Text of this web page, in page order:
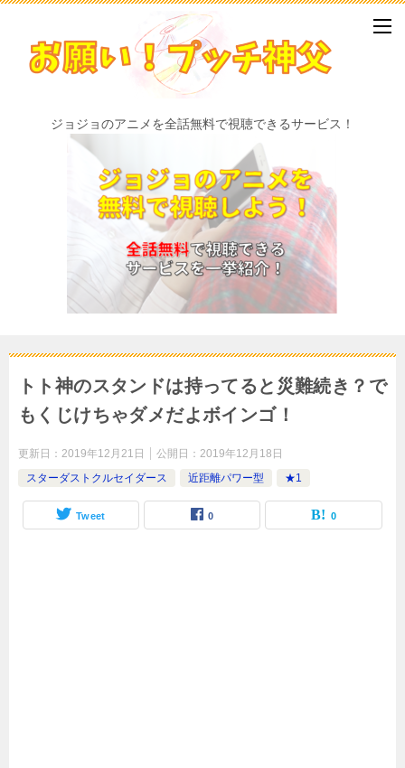
ジョジョのアニメを全話無料で視聴できるサービス！
トト神のスタンドは持ってると災難続き？で
もくじけちゃダメだよボインゴ！
更新日： 2019年12月21日 公開日： 2019年12月18日
スターダストクルセイダース
近距離パワー型 ★1
Tweet 0 0